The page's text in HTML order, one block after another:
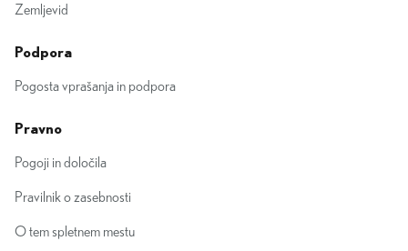
Zemljevid
Podpora
Pogosta vprašanja in podpora
Pravno
Pogoji in določila
Pravilnik o zasebnosti
O tem spletnem mestu